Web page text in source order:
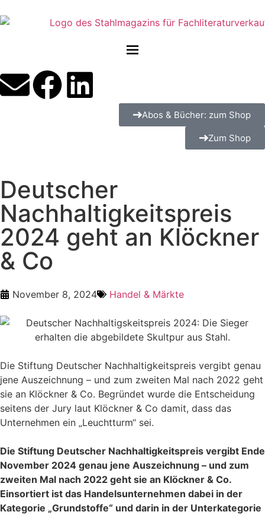
Abos & Bücher: zum Shop
Zum Shop
Deutscher
Nachhaltigkeitspreis
2024 geht an Klöckner
& Co
November 8, 2024 Handel & Märkte
Die Stiftung Deutscher Nachhaltigkeitspreis vergibt genau
jene Auszeichnung – und zum zweiten Mal nach 2022 geht
sie an Klöckner & Co. Begründet wurde die Entscheidung
seitens der Jury laut Klöckner & Co damit, dass das
Unternehmen ein „Leuchtturm“ sei.
Die Stiftung Deutscher Nachhaltigkeitspreis vergibt Ende
November 2024 genau jene Auszeichnung – und zum
zweiten Mal nach 2022 geht sie an Klöckner & Co.
Einsortiert ist das Handelsunternehmen dabei in der
Kategorie „Grundstoffe“ und darin in der Unterkategorie